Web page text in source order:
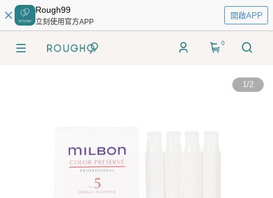
Rough99
立刻使用官方APP
開啟APP
0
1/2